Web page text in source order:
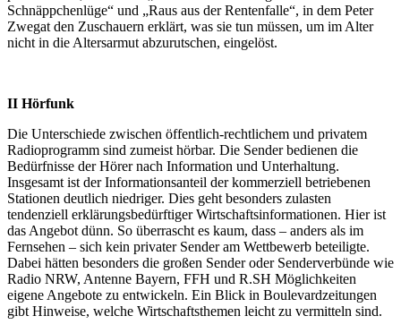
Schnäppchenlüge“ und „Raus aus der Rentenfalle“, in dem Peter
Zwegat den Zuschauern erklärt, was sie tun müssen, um im Alter
nicht in die Altersarmut abzurutschen, eingelöst.
II Hörfunk
Die Unterschiede zwischen öffentlich-rechtlichem und privatem
Radioprogramm sind zumeist hörbar. Die Sender bedienen die
Bedürfnisse der Hörer nach Information und Unterhaltung.
Insgesamt ist der Informationsanteil der kommerziell betriebenen
Stationen deutlich niedriger. Dies geht besonders zulasten
tendenziell erklärungsbedürftiger Wirtschaftsinformationen. Hier ist
das Angebot dünn. So überrascht es kaum, dass – anders als im
Fernsehen – sich kein privater Sender am Wettbewerb beteiligte.
Dabei hätten besonders die großen Sender oder Senderverbünde wie
Radio NRW, Antenne Bayern, FFH und R.SH Möglichkeiten
eigene Angebote zu entwickeln. Ein Blick in Boulevardzeitungen
gibt Hinweise, welche Wirtschaftsthemen leicht zu vermitteln sind.